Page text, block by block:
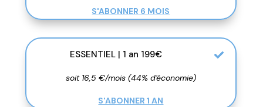
S'ABONNER 6 MOIS
ESSENTIEL | 1 an 199€
soit 16,5 €/mois (44% d'économie)
S'ABONNER 1 AN